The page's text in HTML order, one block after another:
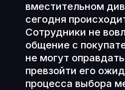
вместительном
сегодня
Сотрудники не
общение с
не могут
превзойти его
процесса выбора